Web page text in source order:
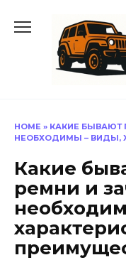
содержанию
HOME » КАКИЕ БЫВАЮТ
НЕОБХОДИМЫ – ВИДЫ,
Какие
ремни и